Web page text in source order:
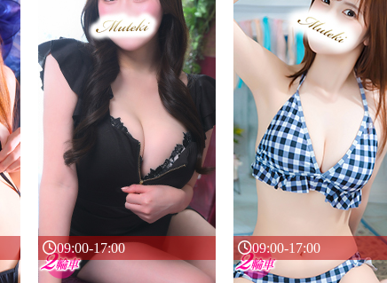
09:00-17:00 09:00-17:00